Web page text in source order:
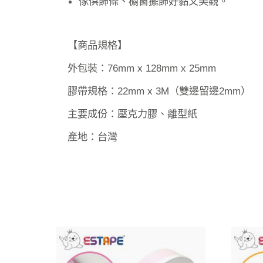
【商品規格】
外包裝：76mm x 128mm x 25mm
膠帶規格：22mm x 3M（雙邊留邊2mm）
主要成份：壓克力膠、離型紙
產地：台灣